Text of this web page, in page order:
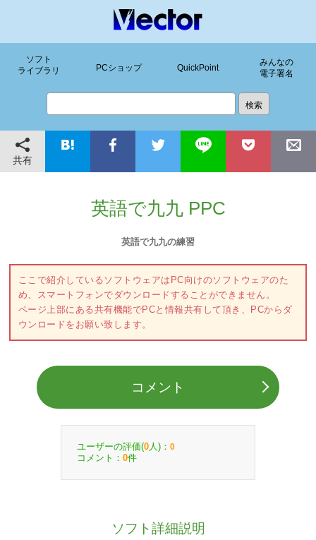
ソフト
ライブラリ
PCショップ QuickPoint
みんなの
電子署名
共有
英語で九九 PPC
英語で九九の練習
ここで紹介しているソフトウェアはPC向けのソフトウェアのた
め、スマートフォンでダウンロードすることができません。
ページ上部にある共有機能でPCと情報共有して頂き、PCからダ
ウンロードをお願い致します。
コメント
ユーザーの評価(0 人)： 0
コメント： 0件
ソフト詳細説明